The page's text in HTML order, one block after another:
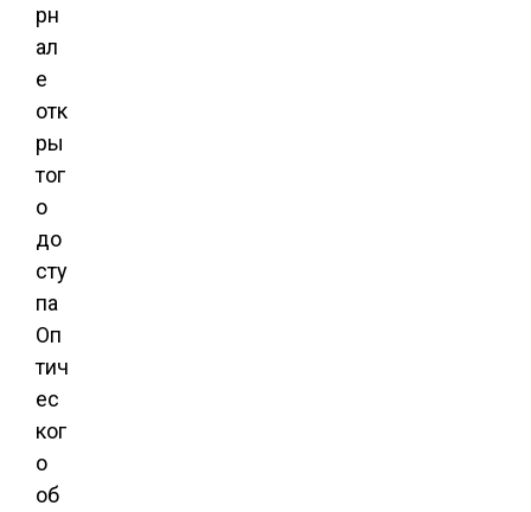
рн
ал
е
отк
ры
тог
о
до
сту
па
Оп
тич
ес
ког
о
об